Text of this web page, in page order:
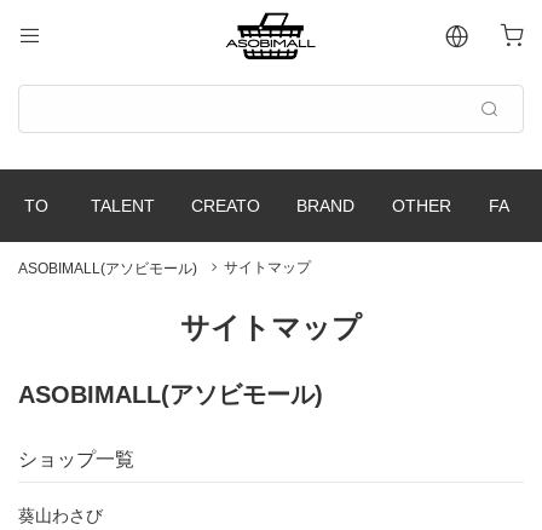
ASOBIMALL(アソビモール) サイトマップ
サイトマップ
ASOBIMALL(アソビモール)
ショップ一覧
葵山わさび